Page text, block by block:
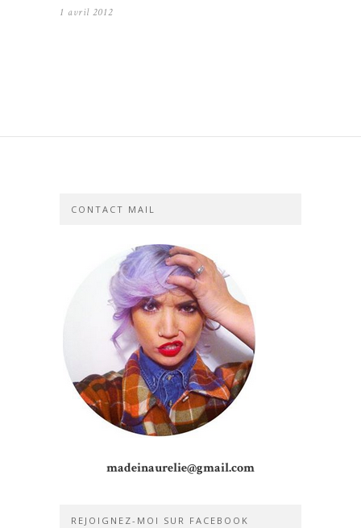
1 avril 2012
CONTACT MAIL
madeinaurelie@gmail.com
REJOIGNEZ-MOI SUR FACEBOOK